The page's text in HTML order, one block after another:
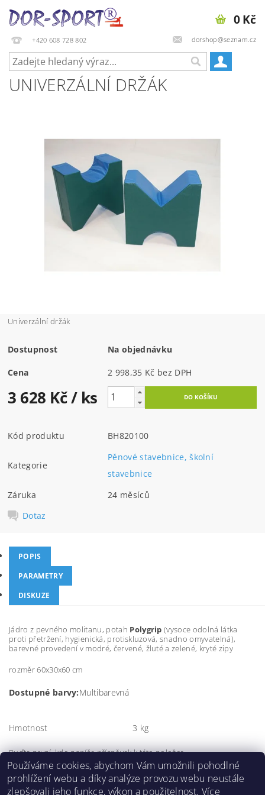
+420 608 728 802 dorshop@seznam.cz
0 Kč
UNIVERZÁLNÍ DRŽÁK
Univerzální držák
Dostupnost Na objednávku
Cena 2 998,35 Kč bez DPH
3 628 Kč/ ks
Kód produktu BH820100
Kategorie
Pěnové stavebnice, školní
stavebnice
Záruka
24 měsíců
Dotaz
POPIS
PARAMETRY
DISKUZE
Jádro z pevného molitanu, potah Polygrip (vysoce odolná látka
proti přetržení, hygienická, protiskluzová, snadno omyvatelná),
barevné provedení v modré, červené, žluté a zelené, kryté zipy
rozměr 60x30x60 cm
Dostupné barvy:Multibarevná
Hmotnost 3 kg
Buďte první, kdo napíše příspěvek k této položce.
Přidat komentář
Používáme cookies, abychom Vám umožnili pohodlné
prohlížení webu a díky analýze provozu webu neustále
zlepšovali jeho funkce, výkon a použitelnost. Více